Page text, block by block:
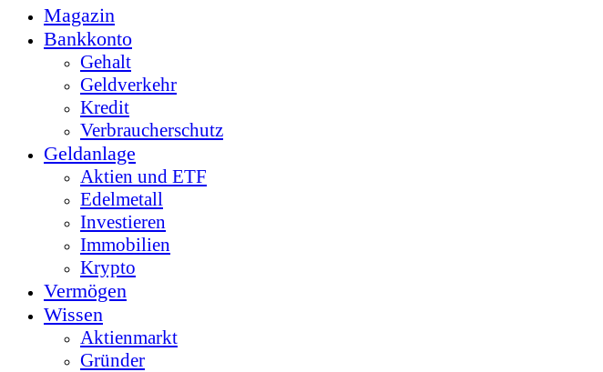
Magazin
Bankkonto
Gehalt
Geldverkehr
Kredit
Verbraucherschutz
Geldanlage
Aktien und ETF
Edelmetall
Investieren
Immobilien
Krypto
Vermögen
Wissen
Aktienmarkt
Gründer